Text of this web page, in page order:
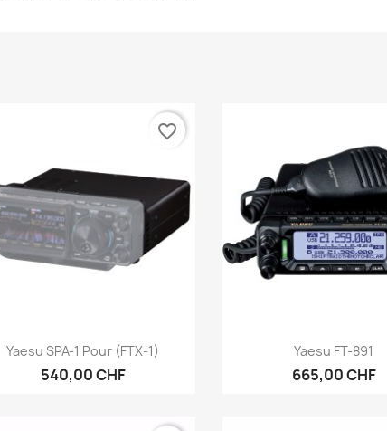
 Aperçu rapide
Yaesu SPA-1 Pour (FTX-1)
540,00 CHF
favorite_border
Aperçu rapide
Yaesu FT-891
665,00 CHF